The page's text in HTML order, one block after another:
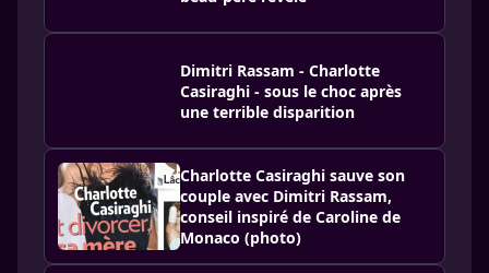
Dimitri Rassam - Charlotte
Casiraghi - sous le choc après
une terrible disparition
Charlotte Casiraghi sauve son
couple avec Dimitri Rassam,
conseil inspiré de Caroline de
Monaco (photo)